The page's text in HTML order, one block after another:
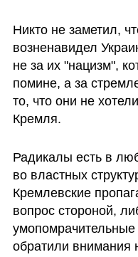
Никто не заметил,
возненавидел
не за их "нацизм",
помине, а за
то, что они не
Кремля.
Радикалы есть в
во властных
Кремлевские
вопрос стороной,
обратили внимания